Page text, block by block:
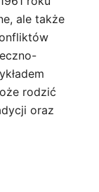
ale także
rodzić
oraz